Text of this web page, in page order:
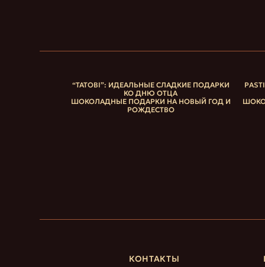
“ТАТОВІ”: ИДЕАЛЬНЫЕ СЛАДКИЕ ПОДАРКИ
КО ДНЮ ОТЦА
ШОКОЛАДНЫЕ ПОДАРКИ НА НОВЫЙ ГОД И
РОЖДЕСТВО
КОНТАКТЫ